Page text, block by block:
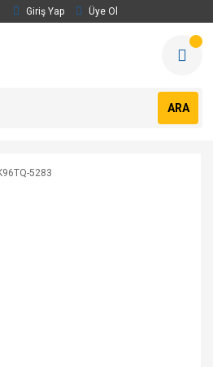
Giriş Yap Üye Ol
ARA